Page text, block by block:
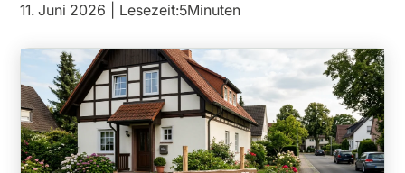
11. Juni 2026 Lesezeit:5Minuten